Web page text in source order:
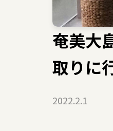
奄美大
取りに
2022.2.1